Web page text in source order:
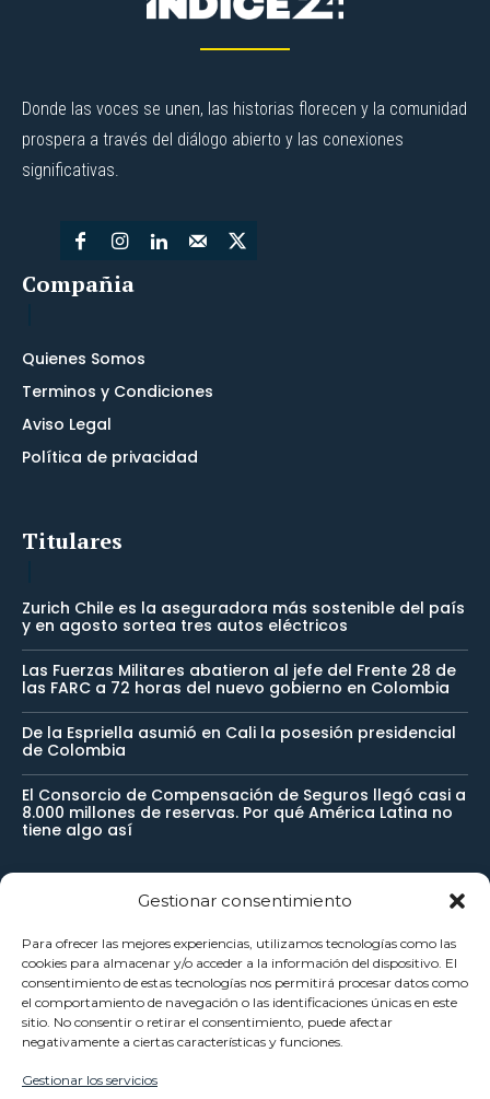
Gestionar consentimiento
Para ofrecer las mejores experiencias, utilizamos tecnologías como las
cookies para almacenar y/o acceder a la información del dispositivo. El
consentimiento de estas tecnologías nos permitirá procesar datos como
el comportamiento de navegación o las identificaciones únicas en este
sitio. No consentir o retirar el consentimiento, puede afectar
negativamente a ciertas características y funciones.
Gestionar los servicios
Donde las voces se unen, las historias florecen y la comunidad
prospera a través del diálogo abierto y las conexiones
significativas.
Compañia
Quienes Somos
Terminos y Condiciones
Aviso Legal
Política de privacidad
Titulares
Zurich Chile es la aseguradora más sostenible del país
y en agosto sortea tres autos eléctricos
Las Fuerzas Militares abatieron al jefe del Frente 28 de
las FARC a 72 horas del nuevo gobierno en Colombia
De la Espriella asumió en Cali la posesión presidencial
de Colombia
El Consorcio de Compensación de Seguros llegó casi a
8.000 millones de reservas. Por qué América Latina no
tiene algo así
Newsletter
Reciba noticias importantes directamente en su buzón de
entrada y manténgase conectado.